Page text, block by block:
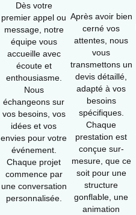
Dès votre
premier appel ou
message, notre
équipe vous
accueille avec
écoute et
enthousiasme.
Nous
échangeons sur
vos besoins, vos
idées et vos
envies pour votre
événement.
Chaque projet
commence par
une conversation
personnalisée.
Après avoir bien
cerné vos
attentes, nous
vous
transmettons un
devis détaillé,
adapté à vos
besoins
spécifiques.
Chaque
prestation est
conçue sur-
mesure, que ce
soit pour une
structure
gonflable, une
animation